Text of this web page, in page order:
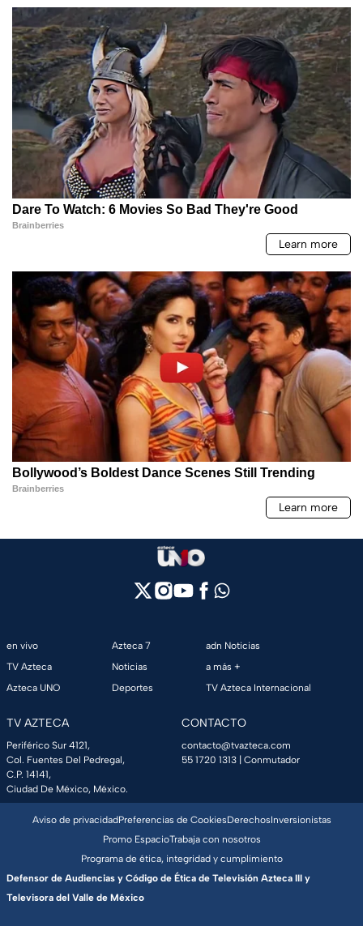
en vivo
TV Azteca
Azteca UNO
Azteca 7
Noticias
Deportes
adn Noticias
a más +
TV Azteca Internacional
TV AZTECA
Periférico Sur 4121,
Col. Fuentes Del Pedregal,
C.P. 14141,
Ciudad De México, México.
CONTACTO
contacto@tvazteca.com
55 1720 1313 | Conmutador
Aviso de privacidadPreferencias de CookiesDerechosInversionistas
Promo EspacioTrabaja con nosotros
Programa de ética, integridad y cumplimiento
Defensor de Audiencias y Código de Ética de Televisión Azteca III y
Televisora del Valle de México